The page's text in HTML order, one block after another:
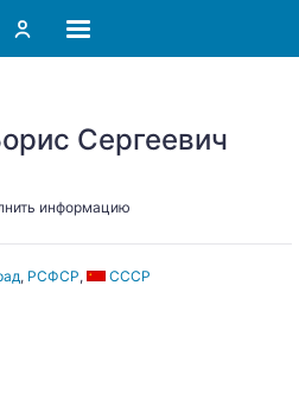
Сергеевич
информацию
, РСФСР,
СССР